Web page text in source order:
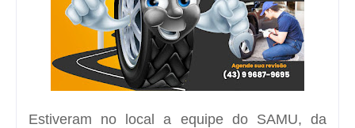
Estiveram no local a equipe do SAMU, da